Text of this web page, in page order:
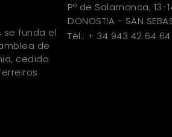
se funda el
de
cedido
Pº de Salamanca, 13-
DONOSTIA - SAN
Tél.: + 34 943 42 64 64